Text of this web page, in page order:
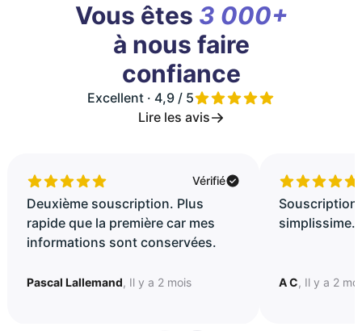
Vous êtes 3 000+
à nous faire
confiance
Excellent · 4,9 / 5
Lire les avis
Vérifié
Deuxième souscription. Plus
rapide que la première car mes
informations sont conservées.
Pascal Lallemand, Il y a 2 mois
Souscription
A C, Il y a 2